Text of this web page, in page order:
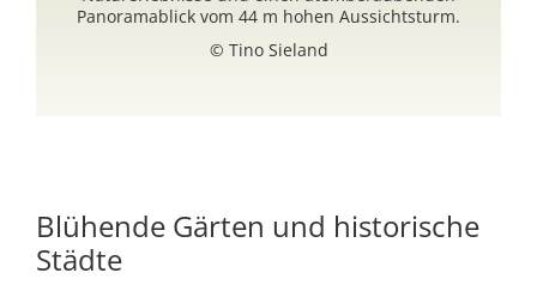
Panoramablick vom 44 m hohen Aussichtsturm.
© Tino Sieland
Blühende Gärten und historische
Städte